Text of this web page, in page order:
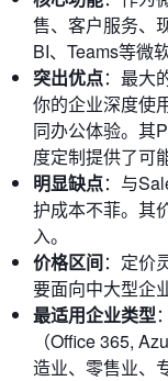
售、客户服务、
BI、Teams等微
突出优点：最大
你的企业深度使
同办公体验。其
度定制提供了可
明显缺点：与
护成本不菲。其
入。
价格区间：定价
要面向中大型企
最适用企业类型
（Office 365,
造业、零售业、